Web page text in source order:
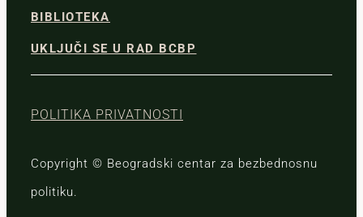
BIBLIOTEKA
UKLJUČI SE U RAD BCBP
POLITIKA PRIVATNOSTI
Copyright © Beogradski centar za bezbednosnu
politiku.